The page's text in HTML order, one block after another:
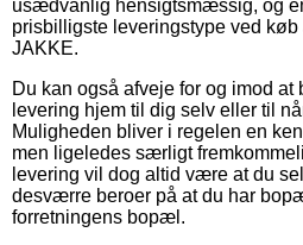
usædvanlig hensigtsmæssig, og
prisbilligste leveringstype ved køb
JAKKE.
Du kan også afveje for og imod at
levering hjem til dig selv eller til
Muligheden bliver i regelen en
men ligeledes særligt
levering vil dog altid være at du
desværre beroer på at du har
forretningens bopæl.